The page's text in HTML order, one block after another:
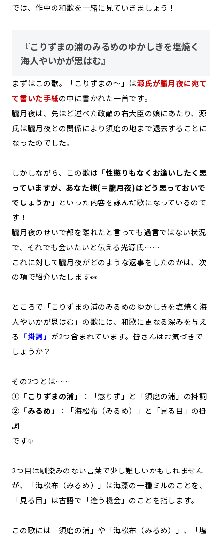
では、作中の和歌を一緒に見ていきましょう！
『こりずまの浦のみるめのゆかしきを塩焼く
海人やいかが思はむ』
まずはこの歌。「こりずまの～」は源氏が朧月夜に宛て
て書いた手紙の中に書かれた一首です。
朧月夜は、先ほど述べた政敵の右大臣の娘にあたり、源
氏は朧月夜との関係により須磨の地まで退去することに
なったのでした。
しかしながら、この歌は 「性懲りもなくお逢いしたく思
っていますが、あなた様(＝朧月夜)はどう思っておいで
でしょうか」
といった内容を詠んだ歌になっているので
す！
朧月夜のせいで都を離れたと言っても過言ではない状況
で、それでも会いたいと伝える光源氏……
これに対して朧月夜がどのような返事をしたのかは、次
の項で紹介いたします👀
ところで「こりずまの浦のみるめのゆかしきを塩焼く海
人やいかが思はむ」の歌には、和歌に更なる深みを与え
る 「掛詞」 が2つ含まれています。皆さんはお気づきで
しょうか？
その2つとは……
① 「こりずまの浦」
：「懲りず」と「須磨の浦」の掛詞
② 「みるめ」
：「海松布（みるめ）」と「見る目」の掛
詞
です✨
2つ目は馴染みのない言葉で少し難しいかもしれません
が、「海松布（みるめ）」は海藻の一種ミルのことを、
「見る目」は古語で「逢う機会」のことを指します。
この歌には「須磨の浦」や「海松布（みるめ）」、「塩